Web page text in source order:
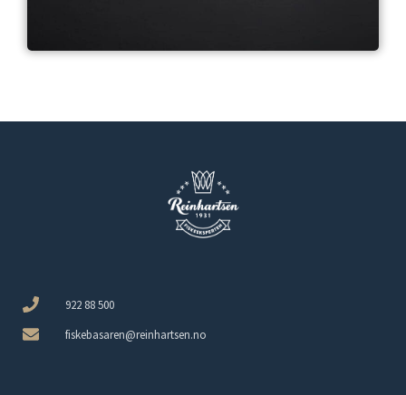
922 88 500
fiskebasaren@reinhartsen.no